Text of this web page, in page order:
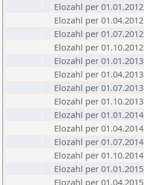
Elozahl per 01.01.2012
Elozahl per 01.04.2012
Elozahl per 01.07.2012
Elozahl per 01.10.2012
Elozahl per 01.01.2013
Elozahl per 01.04.2013
Elozahl per 01.07.2013
Elozahl per 01.10.2013
Elozahl per 01.01.2014
Elozahl per 01.04.2014
Elozahl per 01.07.2014
Elozahl per 01.10.2014
Elozahl per 01.01.2015
Elozahl per 01.04.2015